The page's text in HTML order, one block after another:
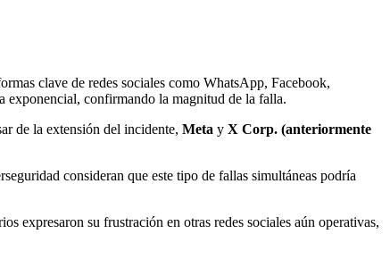
clave de redes sociales como WhatsApp, Facebook,
exponencial, confirmando la magnitud de la falla.
de la extensión del incidente, Meta y X Corp. (anteriormente
consideran que este tipo de fallas simultáneas podría
expresaron su frustración en otras redes sociales aún operativas,